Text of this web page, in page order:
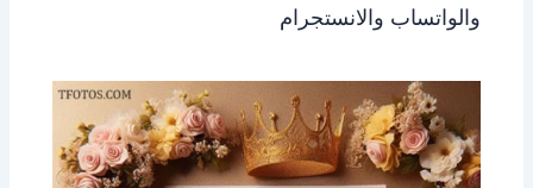
والواتساب والانستجرام